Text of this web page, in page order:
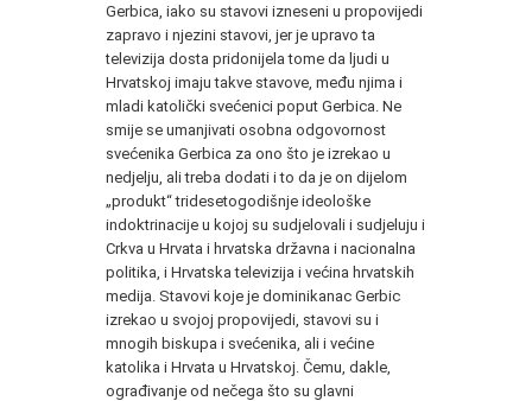
Gerbica, iako su stavovi izneseni u propovijedi
zapravo i njezini stavovi, jer je upravo ta
televizija dosta pridonijela tome da ljudi u
Hrvatskoj imaju takve stavove, među njima i
mladi katolički svećenici poput Gerbica. Ne
smije se umanjivati osobna odgovornost
svećenika Gerbica za ono što je izrekao u
nedjelju, ali treba dodati i to da je on dijelom
„produkt“ tridesetogodišnje ideološke
indoktrinacije u kojoj su sudjelovali i sudjeluju i
Crkva u Hrvata i hrvatska državna i nacionalna
politika, i Hrvatska televizija i većina hrvatskih
medija. Stavovi koje je dominikanac Gerbic
izrekao u svojoj propovijedi, stavovi su i
mnogih biskupa i svećenika, ali i većine
katolika i Hrvata u Hrvatskoj. Čemu, dakle,
ograđivanje od nečega što su glavni